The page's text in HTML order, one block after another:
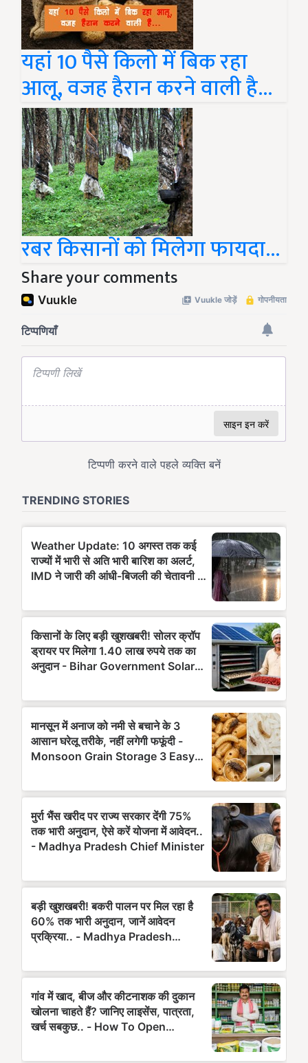
यहां 10 पैसे किलो में बिक रहा
आलू, वजह हैरान करने वाली है...
रबर किसानों को मिलेगा फायदा...
Share your comments